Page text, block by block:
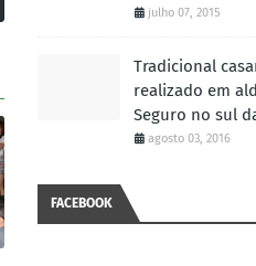
julho 07, 2015
Tradicional
realizado em
Seguro no sul
agosto 03, 2016
FACEBOOK